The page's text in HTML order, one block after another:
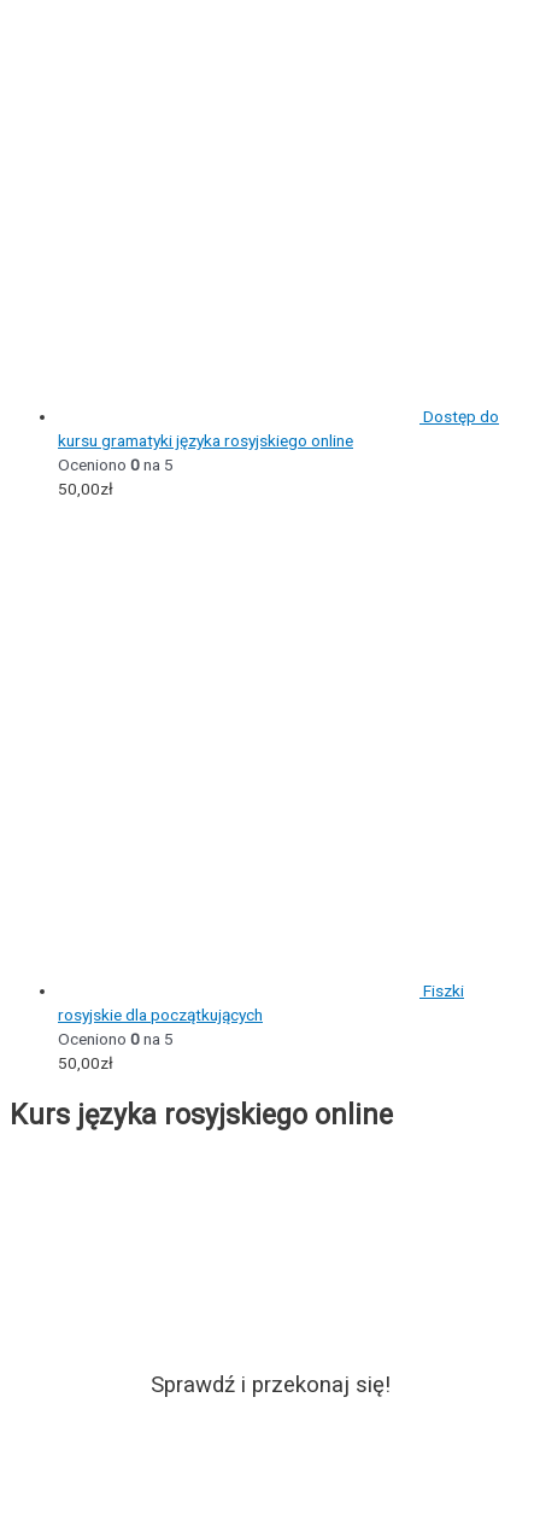
Dostęp do
kursu gramatyki języka rosyjskiego online
Oceniono 0na 5
50,00zł
Fiszki
rosyjskie dla początkujących
Oceniono 0na 5
50,00zł
Kurs języka rosyjskiego online
Sprawdź i przekonaj się!